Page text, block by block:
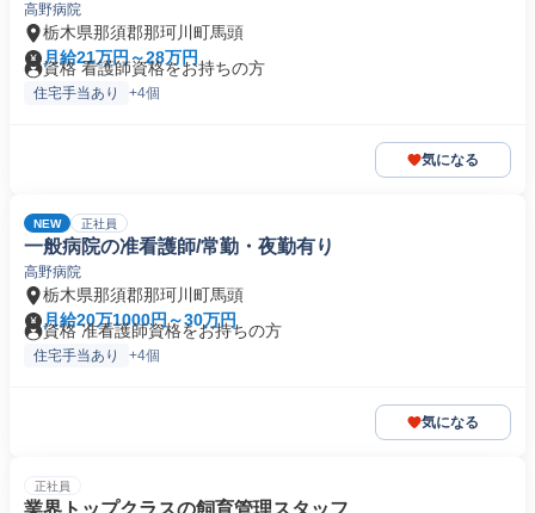
高野病院
栃木県那須郡那珂川町馬頭
月給21万円～28万円
資格 看護師資格をお持ちの方
住宅手当あり +4個
気になる
NEW 正社員
一般病院の准看護師/常勤・夜勤有り
高野病院
栃木県那須郡那珂川町馬頭
月給20万1000円～30万円
資格 准看護師資格をお持ちの方
住宅手当あり +4個
気になる
正社員
業界トップクラスの飼育管理スタッフ